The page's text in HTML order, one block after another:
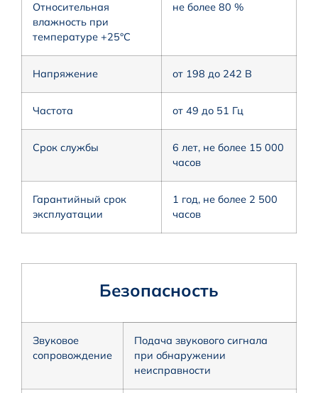
Относительная
влажность при
температуре +25°С
не более 80 %
Напряжение от 198 до 242 В
Частота от 49 до 51 Гц
Срок службы
6 лет, не более 15 000
часов
Гарантийный срок
эксплуатации
1 год, не более 2 500
часов
Безопасность
Звуковое
сопровождение
Подача звукового сигнала
при обнаружении
неисправности